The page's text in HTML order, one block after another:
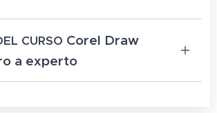
CURSO Corel Draw
a experto